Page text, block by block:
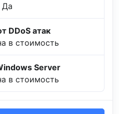
Да
DDoS атак
в стоимость
Server
в стоимость